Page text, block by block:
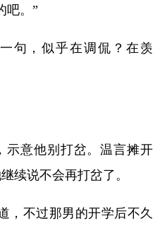
吧。”
句，似乎在调侃？在羡
示意他别打岔。温言摊开
续说不会再打岔了。
，不过那男的开学后不久